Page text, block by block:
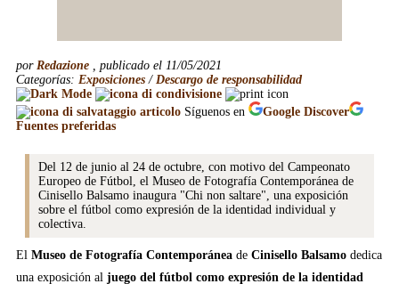
por Redazione , publicado el 11/05/2021
Categorías: Exposiciones/ Descargo de responsabilidad
Síguenos en Google Discover
Fuentes preferidas
Del 12 de junio al 24 de octubre, con motivo del Campeonato
Europeo de Fútbol, el Museo de Fotografía Contemporánea de
Cinisello Balsamo inaugura "Chi non saltare", una exposición
sobre el fútbol como expresión de la identidad individual y
colectiva.
El Museo de Fotografía Contemporáneade Cinisello Balsamodedica
una exposición al juego del fútbol como expresión de la identidad